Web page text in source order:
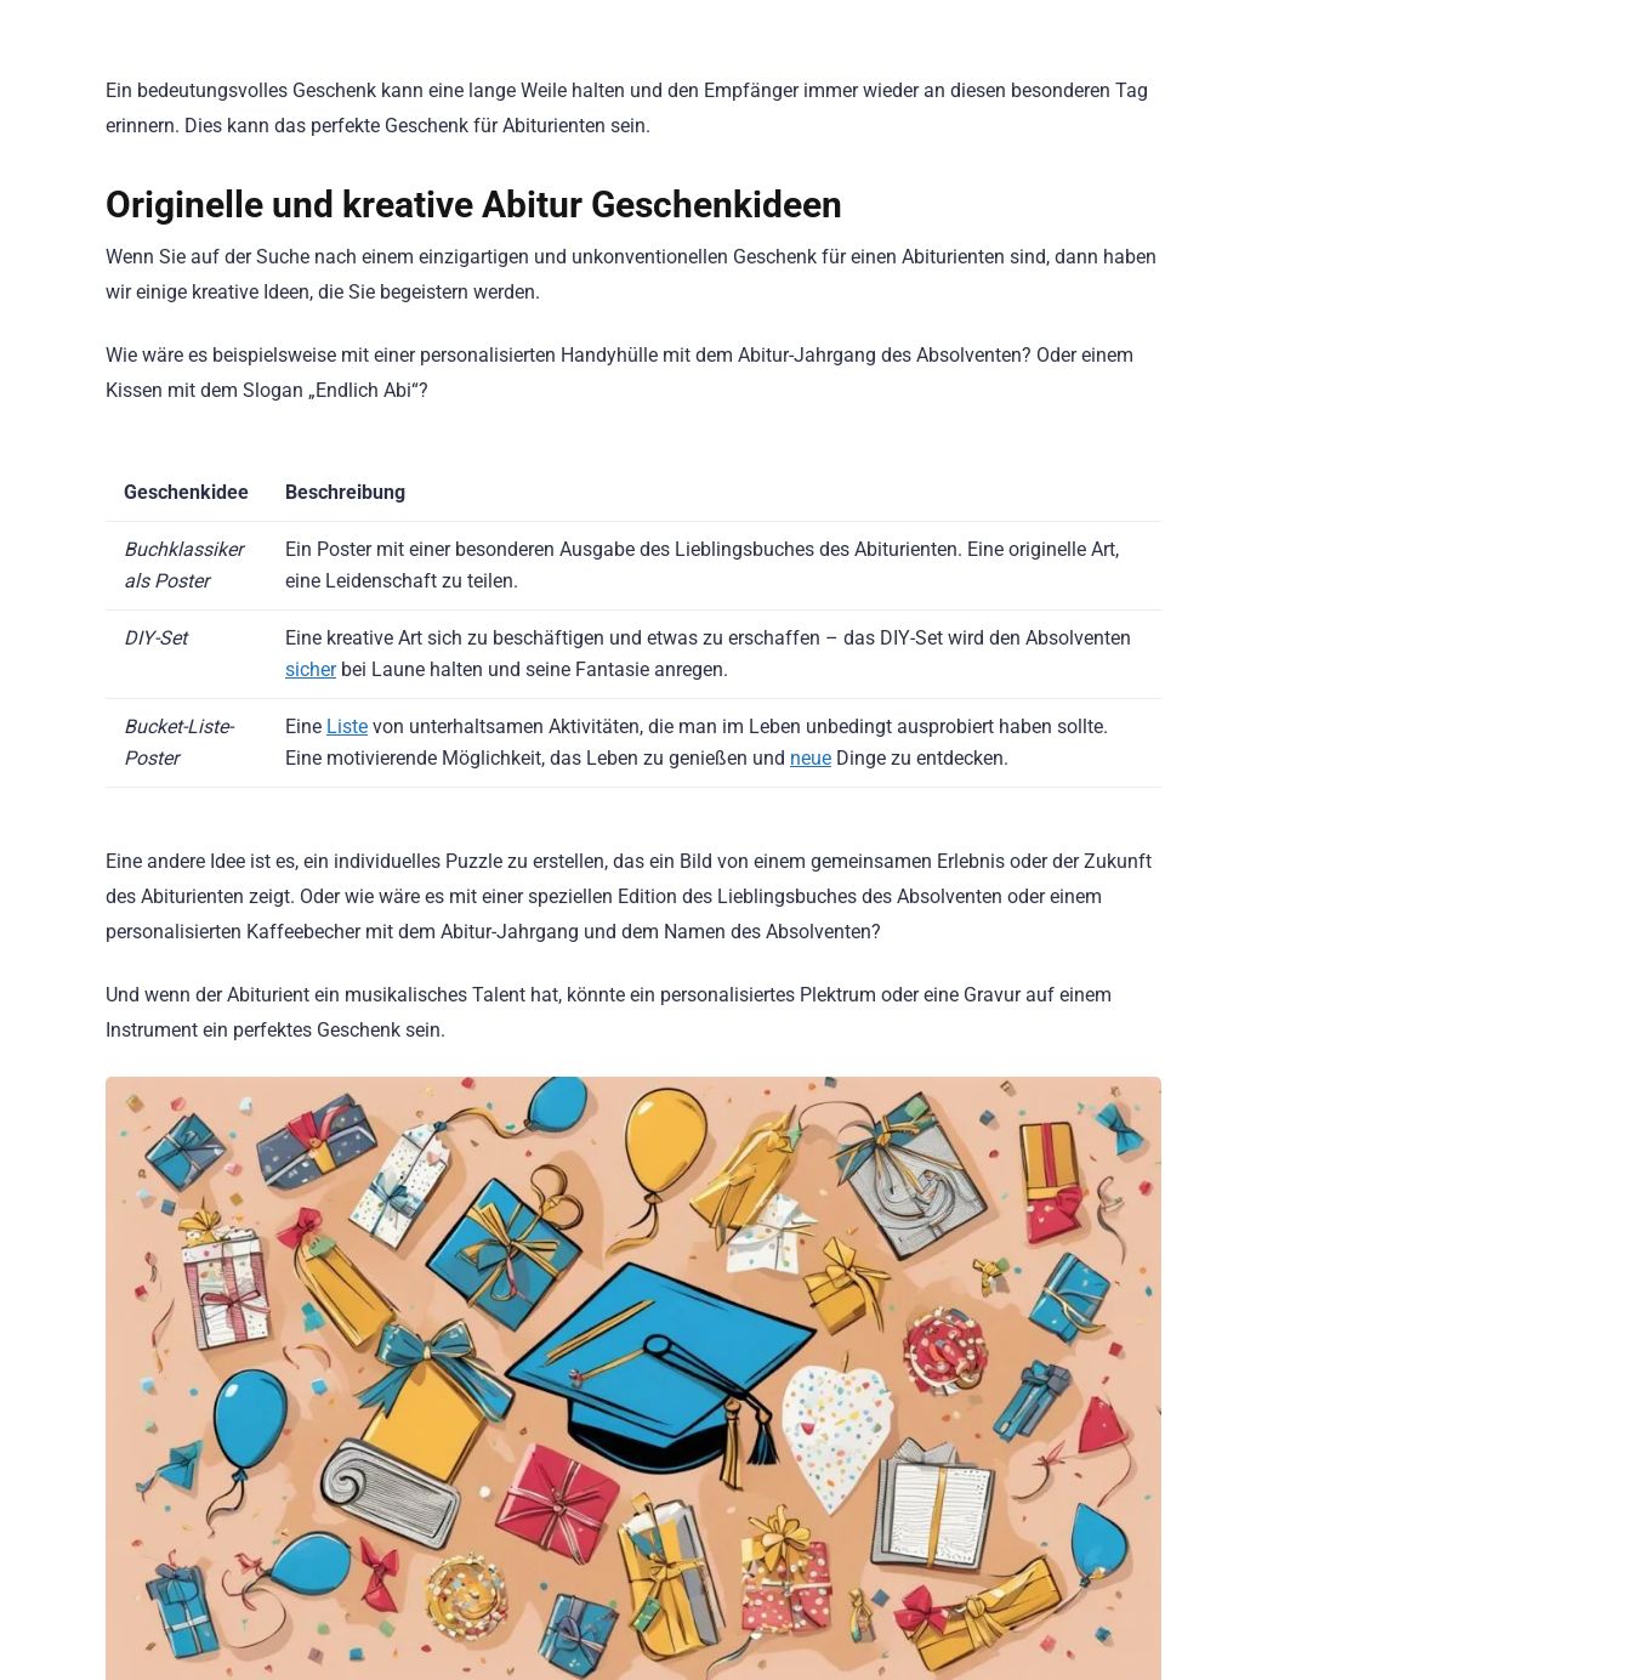
Ein bedeutungsvolles Geschenk kann eine lange Weile halten und den Empfänger immer wieder an diesen besonderen Tag
erinnern. Dies kann das perfekte Geschenk für Abiturienten sein.
Originelle und kreative Abitur Geschenkideen
Wenn Sie auf der Suche nach einem einzigartigen und unkonventionellen Geschenk für einen Abiturienten sind, dann haben
wir einige kreative Ideen, die Sie begeistern werden.
Wie wäre es beispielsweise mit einer personalisierten Handyhülle mit dem Abitur-Jahrgang des Absolventen? Oder einem
Kissen mit dem Slogan „Endlich Abi“?
Geschenkidee Beschreibung
Buchklassiker
als Poster
Ein Poster mit einer besonderen Ausgabe des Lieblingsbuches des Abiturienten. Eine originelle Art,
eine Leidenschaft zu teilen.
DIY-Set
Eine kreative Art sich zu beschäftigen und etwas zu erschaffen – das DIY-Set wird den Absolventen
sicherbei Laune halten und seine Fantasie anregen.
Bucket-Liste-
Poster
Eine Liste von unterhaltsamen Aktivitäten, die man im Leben unbedingt ausprobiert haben sollte.
Eine motivierende Möglichkeit, das Leben zu genießen und neue Dinge zu entdecken.
Eine andere Idee ist es, ein individuelles Puzzle zu erstellen, das ein Bild von einem gemeinsamen Erlebnis oder der Zukunft
des Abiturienten zeigt. Oder wie wäre es mit einer speziellen Edition des Lieblingsbuches des Absolventen oder einem
personalisierten Kaffeebecher mit dem Abitur-Jahrgang und dem Namen des Absolventen?
Und wenn der Abiturient ein musikalisches Talent hat, könnte ein personalisiertes Plektrum oder eine Gravur auf einem
Instrument ein perfektes Geschenk sein.